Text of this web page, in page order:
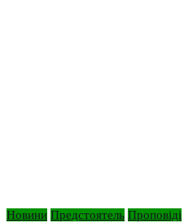
Новини Предстоятель Проповіді